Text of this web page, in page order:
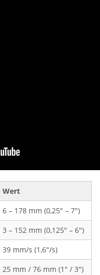
Wert
6 – 178 mm (0,25" – 7")
3 – 152 mm (0,125" – 6")
39 mm/s (1,6"/s)
25 mm / 76 mm (1" / 3")